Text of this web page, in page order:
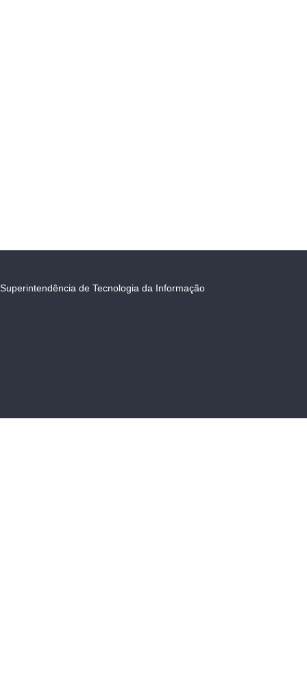
Superintendência de Tecnologia da Informação